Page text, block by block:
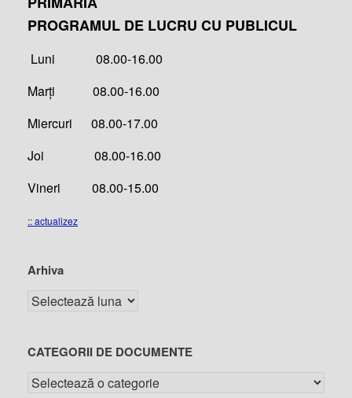
PROGRAMUL DE LUCRU CU PUBLICUL
Luni 08.00-16.00
Marți 08.00-16.00
Miercuri 08.00-17.00
Joi 08.00-16.00
Vineri 08.00-15.00
:: actualizez
Arhiva
CATEGORII DE DOCUMENTE